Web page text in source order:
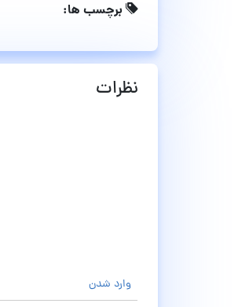
برچسب ها:
نظرات
وارد شدن